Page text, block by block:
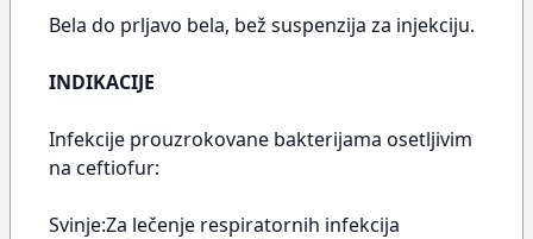
Bela do prljavo bela, bež suspenzija za injekciju.
INDIKACIJE
Infekcije prouzrokovane bakterijama osetljivim
na ceftiofur:
Svinje:Za lečenje respiratornih infekcija